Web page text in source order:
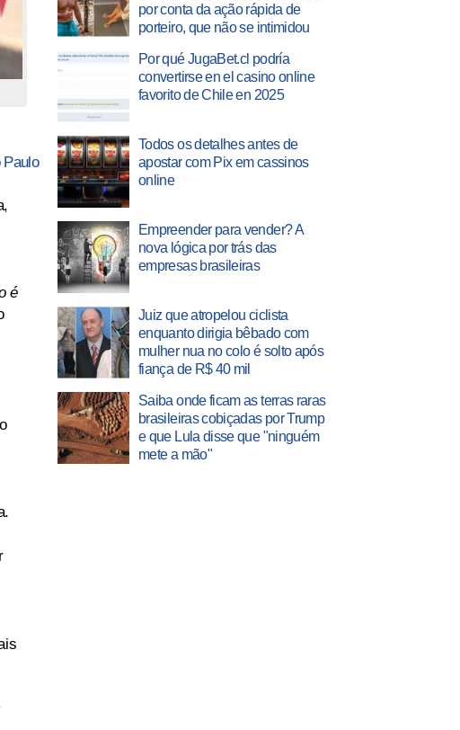
Paulo
é
por conta da ação rápida de
porteiro, que não se intimidou
Por qué JugaBet.cl podría
convertirse en el casino online
favorito de Chile en 2025
Todos os detalhes antes de
apostar com Pix em cassinos
online
Empreender para vender? A
nova lógica por trás das
empresas brasileiras
Juiz que atropelou ciclista
enquanto dirigia bêbado com
mulher nua no colo é solto após
fiança de R$ 40 mil
Saiba onde ficam as terras raras
brasileiras cobiçadas por Trump
e que Lula disse que "ninguém
mete a mão"